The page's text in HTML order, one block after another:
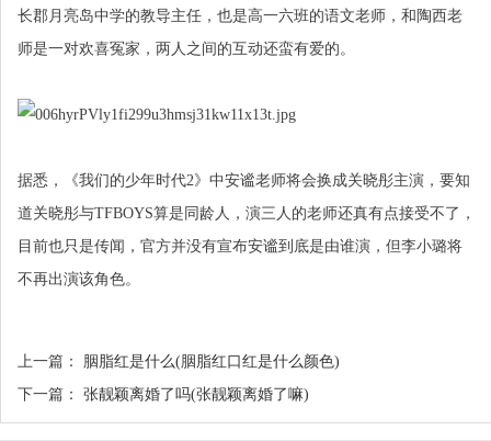
长郡月亮岛中学的教导主任，也是高一六班的语文老师，和陶西老
师是一对欢喜冤家，两人之间的互动还蛮有爱的。
据悉，《我们的少年时代2》中安谧老师将会换成关晓彤主演，要知
道关晓彤与TFBOYS算是同龄人，演三人的老师还真有点接受不了，
目前也只是传闻，官方并没有宣布安谧到底是由谁演，但李小璐将
不再出演该角色。
上一篇：
胭脂红是什么(胭脂红口红是什么颜色)
下一篇：
张靓颖离婚了吗(张靓颖离婚了嘛)